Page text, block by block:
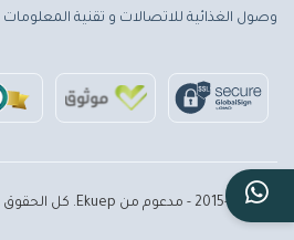
وصول الغذائية للاتصالات و تقنية المعلومات
© 2015-2026 - مدعوم من Ekuep. كل الحقوق محفوظة